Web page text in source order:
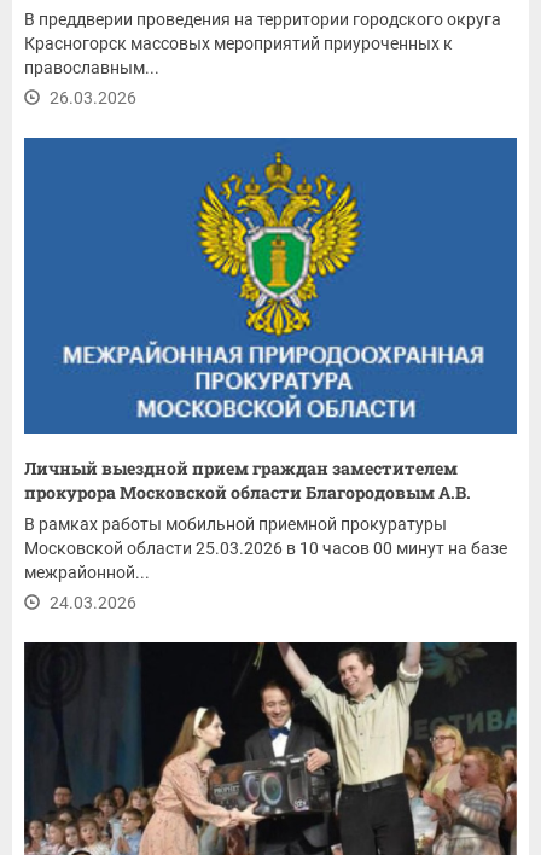
В преддверии проведения на территории городского округа
Красногорск массовых мероприятий приуроченных к
православным...
26.03.2026
Личный выездной прием граждан заместителем
прокурора Московской области Благородовым А.В.
В рамках работы мобильной приемной прокуратуры
Московской области 25.03.2026 в 10 часов 00 минут на базе
межрайонной...
24.03.2026